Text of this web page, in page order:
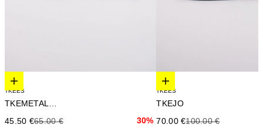
Elige opciones
TKEES
TKEMETALLICS
Precio de oferta
45.50 €Precio anterior
65.00 € 30%
Elige opciones
TKEES
TKEJO
Precio de oferta
70.00 €Precio anterior
100.00 €